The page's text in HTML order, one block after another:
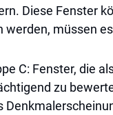
Diese Fenster
werden, müssen
zu